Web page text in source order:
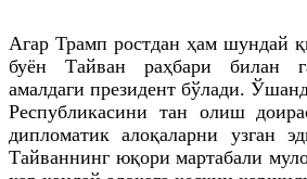
Агар Трамп ростдан ҳам шундай
буён Тайван раҳбари билан
амалдаги президент бўлади.
Республикасини тан олиш
дипломатик алоқаларни
Тайваннинг юқори мартабали